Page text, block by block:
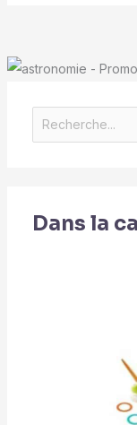
Dans la